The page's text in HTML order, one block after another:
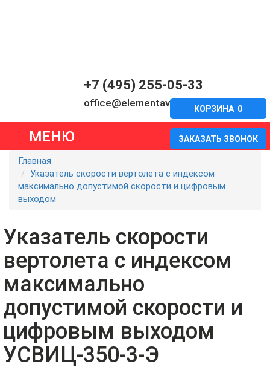
+7 (495) 255-05-33
office@elementavia.ru
ЗАКАЗАТЬ ЗВОНОК
КОРЗИНА 0
МЕНЮ
Главная
Указатель скорости вертолета с индексом
максимально допустимой скорости и цифровым
выходом
Указатель скорости
вертолета с индексом
максимально
допустимой скорости и
цифровым выходом
УСВИЦ-350-3-Э